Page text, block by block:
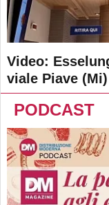
Video:
viale Piave (Mi)
PODCAST